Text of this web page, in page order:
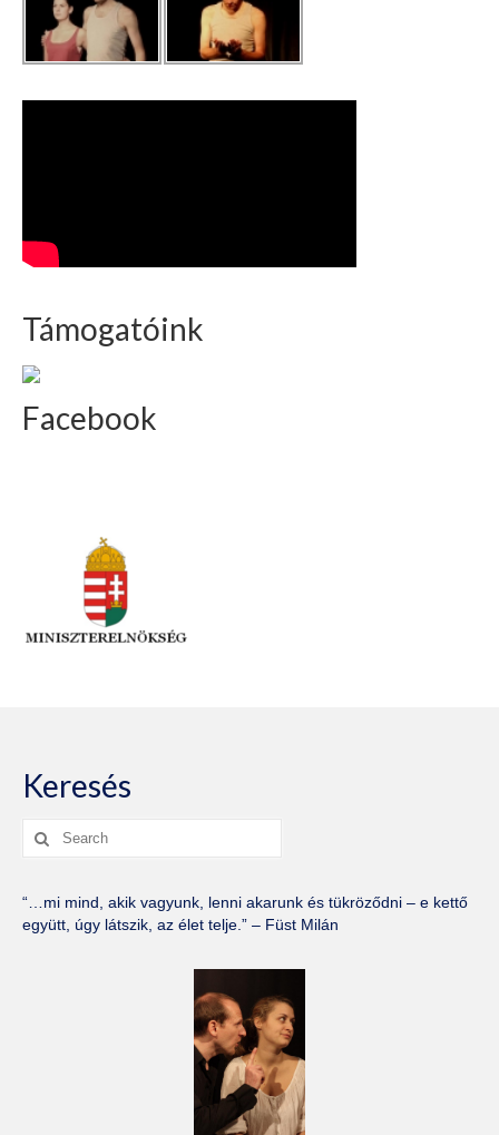
Támogatóink
Facebook
Keresés
Search
for:
“…mi mind, akik vagyunk, lenni akarunk és tükröződni – e kettő
együtt, úgy látszik, az élet telje.” – Füst Milán